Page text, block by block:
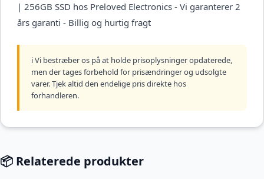
| 256GB SSD hos Preloved Electronics - Vi garanterer 2
års garanti - Billig og hurtig fragt
ℹ️ Vi bestræber os på at holde prisoplysninger opdaterede,
men der tages forbehold for prisændringer og udsolgte
varer. Tjek altid den endelige pris direkte hos
forhandleren.
📦 Relaterede produkter